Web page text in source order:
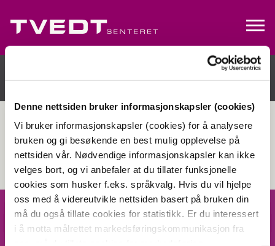
Denne nettsiden bruker informasjonskapsler (cookies)
Vi bruker informasjonskapsler (cookies) for å analysere
bruken og gi besøkende en best mulig opplevelse på
nettsiden vår. Nødvendige informasjonskapsler kan ikke
velges bort, og vi anbefaler at du tillater funksjonelle
cookies som husker f.eks. språkvalg. Hvis du vil hjelpe
oss med å videreutvikle nettsiden basert på bruken din
må du også tillate cookies for statistikk. Er du interessert
i å motta målrettet markedsføringskommunikasjon fra